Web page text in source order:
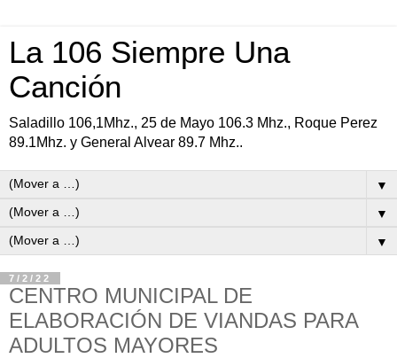
La 106 Siempre Una
Canción
Saladillo 106,1Mhz., 25 de Mayo 106.3 Mhz., Roque Perez
89.1Mhz. y General Alvear 89.7 Mhz..
▼
▼
▼
7/2/22
CENTRO MUNICIPAL DE
ELABORACIÓN DE VIANDAS PARA
ADULTOS MAYORES